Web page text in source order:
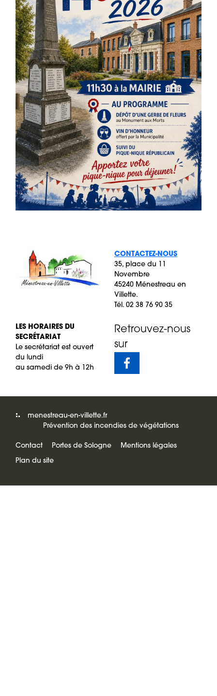
CONTACTEZ-NOUS
35, place du 11
Novembre
45240 Ménestreau en
Villette.
Tél. 02 38 76 90 35
LES HORAIRES DU
SECRÉTARIAT
Le secrétariat est ouvert
du lundi
au samedi de 9h à 12h
Retrouvez-nous
sur
menestreau-en-villette.fr
Prévention des incendies de végétations
Contact Portes de Sologne Mentions légales
Plan du site